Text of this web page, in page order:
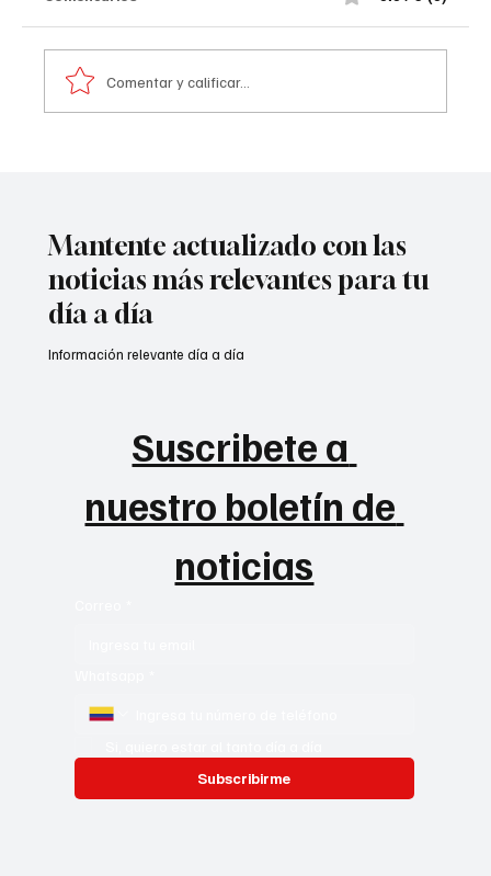
Comentar y calificar...
Mantente actualizado con las
noticias más relevantes para tu
día a día
Suscribete a
nuestro boletín de
noticias
Subscribirme
Información relevante día a día